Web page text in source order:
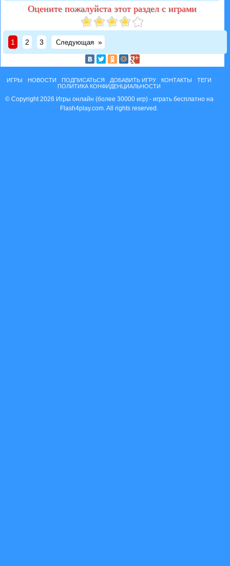
Оцените пожалуйста этот раздел с играми
1 2 3 Следующая »
ИГРЫ НОВОСТИ ПОДПИСАТЬСЯ ДОБАВИТЬ ИГРУ КОНТАКТЫ
ТЕГИ
ПОЛИТИКА КОНФИДЕНЦИАЛЬНОСТИ
© Copyright 2026 Игры онлайн (более 30000 игр) - играть бесплатно на
Flash4play.com. All rights reserved.